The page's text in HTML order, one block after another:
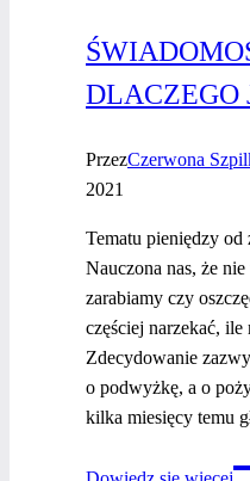
a
DLACZEGO
PrzezCzerwona
2021
Tematu pieniędzy od
Nauczona nas, że
zarabiamy czy
częściej narzekać,
Zdecydowanie
o podwyżkę, a o
kilka miesięcy temu